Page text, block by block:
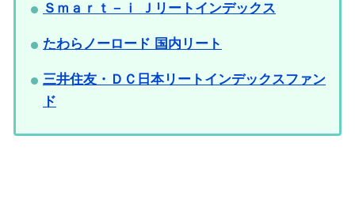
Ｓｍａｒｔ－ｉ Ｊリートインデックス
たわらノーロード 国内リート
三井住友・ＤＣ日本リートインデックスファン
ド